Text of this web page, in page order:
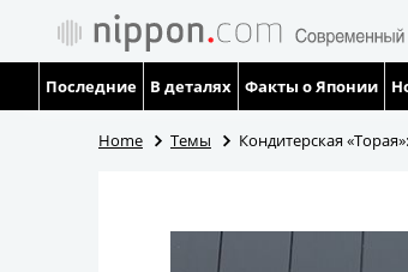
Последние В деталях Факты о Японии
Home Темы Кондитерская